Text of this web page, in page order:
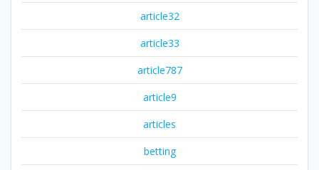
article32
article33
article787
article9
articles
betting